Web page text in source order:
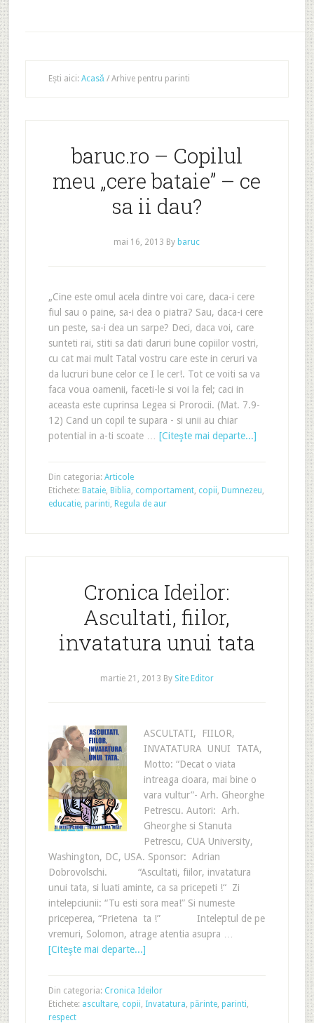
Ești aici: Acasă /Arhive pentru parinti
baruc.ro – Copilul
meu „cere bataie” – ce
sa ii dau?
mai 16, 2013 By baruc
„Cine este omul acela dintre voi care, daca-i cere
fiul sau o paine, sa-i dea o piatra? Sau, daca-i cere
un peste, sa-i dea un sarpe? Deci, daca voi, care
sunteti rai, stiti sa dati daruri bune copiilor vostri,
cu cat mai mult Tatal vostru care este in ceruri va
da lucruri bune celor ce I le cer!. Tot ce voiti sa va
faca voua oamenii, faceti-le si voi la fel; caci in
aceasta este cuprinsa Legea si Prorocii. (Mat. 7.9-
12) Cand un copil te supara - si unii au chiar
potential in a-ti scoate … [Citeşte mai departe...]
Din categoria: Articole
Etichete: Bataie, Biblia, comportament, copii, Dumnezeu,
educatie, parinti, Regula de aur
Cronica Ideilor:
Ascultati, fiilor,
invatatura unui tata
martie 21, 2013 By Site Editor
ASCULTATI, FIILOR,
INVATATURA UNUI TATA,
Motto: “Decat o viata
intreaga cioara, mai bine o
vara vultur”- Arh. Gheorghe
Petrescu. Autori: Arh.
Gheorghe si Stanuta
Petrescu, CUA University,
Washington, DC, USA. Sponsor: Adrian
Dobrovolschi. “Ascultati, fiilor, invatatura
unui tata, si luati aminte, ca sa pricepeti !“ Zi
intelepciunii: “Tu esti sora mea!” Si numeste
priceperea, “Prietena ta !” Inteleptul de pe
vremuri, Solomon, atrage atentia asupra …
[Citeşte mai departe...]
Din categoria: Cronica Ideilor
Etichete: ascultare, copii, Invatatura, părinte, parinti,
respect